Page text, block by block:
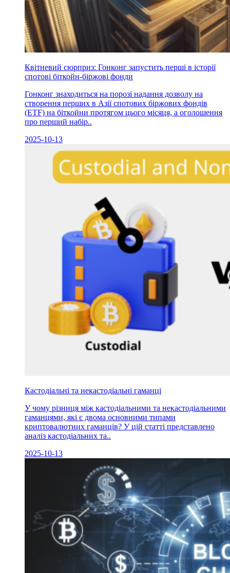
Квітневий сюрприз: Гонконг запустить перші в історії
спотові біткойн-біржові фонди
Гонконг знаходиться на порозі надання дозволу на
створення перших в Азії спотових біржових фондів
(ETF) на біткойни протягом цього місяця, а оголошення
про перший набір..
2025-10-13
Кастодіальні та некастодіальні гаманці
У чому різниця між кастодіальними та некастодіальними
гаманцями, які є двома основними типами
криптовалютних гаманців? У цій статті представлено
аналіз кастодіальних та..
2025-10-13